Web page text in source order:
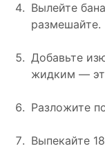
Вылейте
размешайте.
Добавьте
жидким —
Разложите
Выпекайте